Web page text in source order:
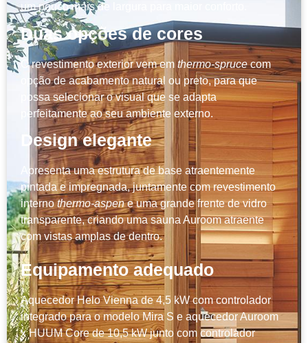
um pouco mais de largura para maior conforto.
Duas opções de cores
O revestimento exterior vem emthermo-sprucecom
opção de acabamento natural ou preto, para que
possa selecionar o visual que se adapta
perfeitamente ao seu ambiente externo.
Design elegante
Apresenta uma estrutura de base atraentemente
pintada e impregnada, juntamente com revestimento
internothermo-aspene uma grande frente de vidro
transparente, criando uma sauna Auroom atraente
com vistas amplas de dentro.
Equipamento adequado
Aquecedor Helo Vienna de 4,5 kW com controlador
integrado para o modelo Mira S e aquecedor Auroom
x HUUM Core de 10,5 kW junto com controlador